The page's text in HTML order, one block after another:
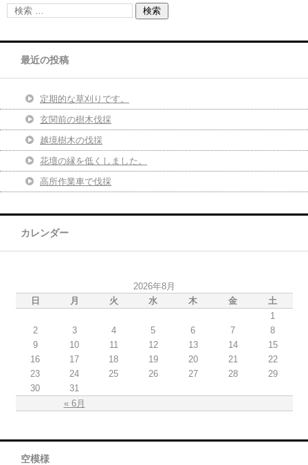
最近の投稿
定期的な草刈りです。
玄関前の樹木伐採
越境樹木の伐採
花壇の縁を低くしました。
高所作業車で伐採
カレンダー
2026年8月
日
月 火 水 木 金 土
« 6月
1
2
3 4 5 6 7
8
9
10 11 12 13 14
15
16
17 18 19 20 21
22
23
24 25 26 27 28
29
30
31
空模様